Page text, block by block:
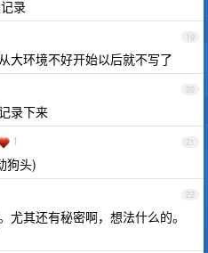
录
19
大环境不好开始以后就不写了
20
录下来
21
1
狗头)
22
尤其还有秘密啊，想法什么的。